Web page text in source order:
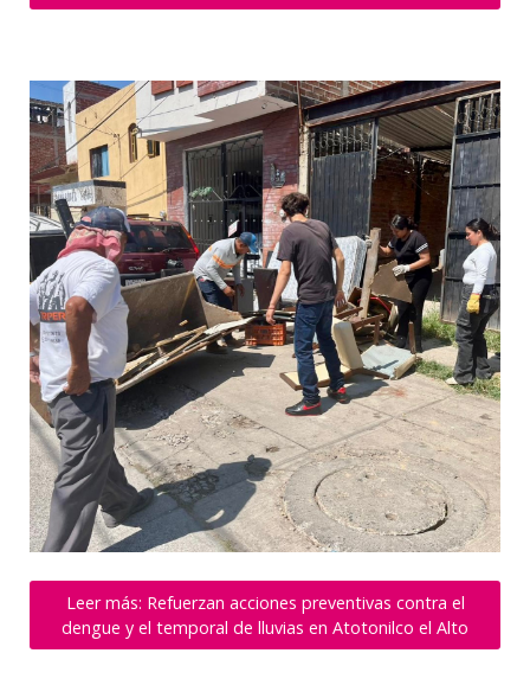
Leer más: Refuerzan acciones preventivas contra el
dengue y el temporal de lluvias en Atotonilco el Alto